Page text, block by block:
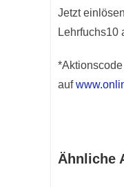
Jetzt
Lehrfuchs10
auf
Ähnliche